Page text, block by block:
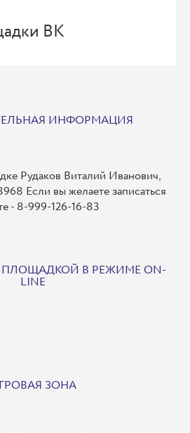
ВК
ИНФОРМАЦИЯ
Рудаков Виталий Иванович,
Если вы желаете записаться
- 8-999-126-16-83
В РЕЖИМЕ ON-
LINE
ЗОНА